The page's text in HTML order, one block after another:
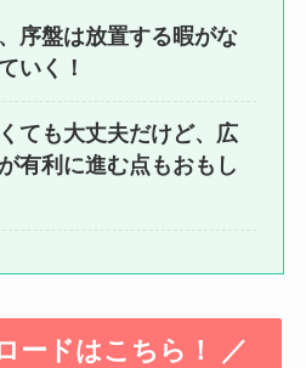
序盤は放置する暇がな
いく！
ても大丈夫だけど、広
有利に進む点もおもし
ードはこちら！ ／